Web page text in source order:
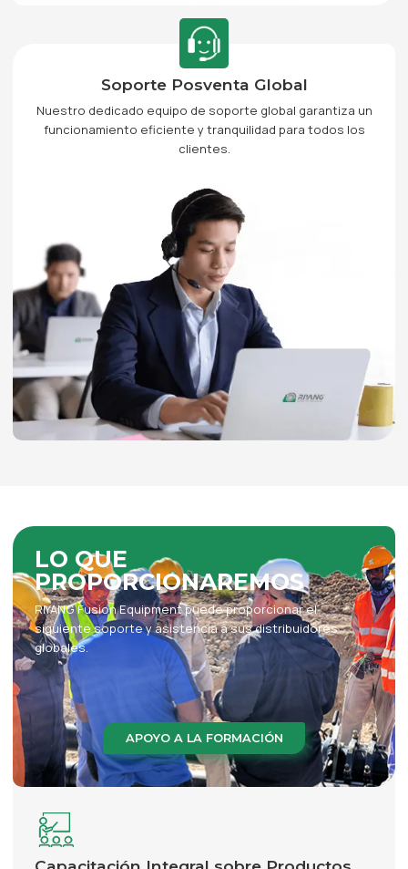
Soporte Posventa Global
Nuestro dedicado equipo de soporte global garantiza un
funcionamiento eficiente y tranquilidad para todos los
clientes.
LO QUE
PROPORCIONAREMOS
RIYANG Fusion Equipment puede proporcionar el
siguiente soporte y asistencia a sus distribuidores
globales.
APOYO A LA FORMACIÓN